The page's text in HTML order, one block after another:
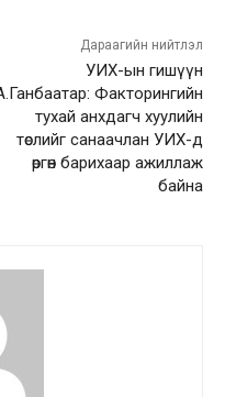
Дараагийн нийтлэл
УИХ-ын гишүүн
Факторингийн
тухай анхдагч хуулийн
төслийг санаачлан УИХ-д
өргөн барихаар ажиллаж
байна